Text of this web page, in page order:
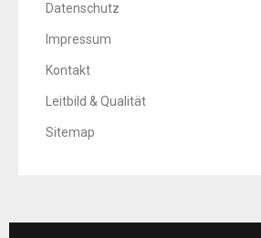
Datenschutz
Impressum
Kontakt
Leitbild & Qualität
Sitemap